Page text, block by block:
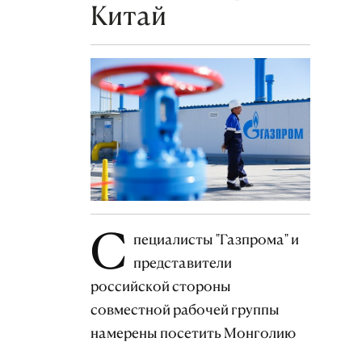
Китай
С пециалисты "Газпрома" и
представители
российской стороны
совместной рабочей группы
намерены посетить Монголию